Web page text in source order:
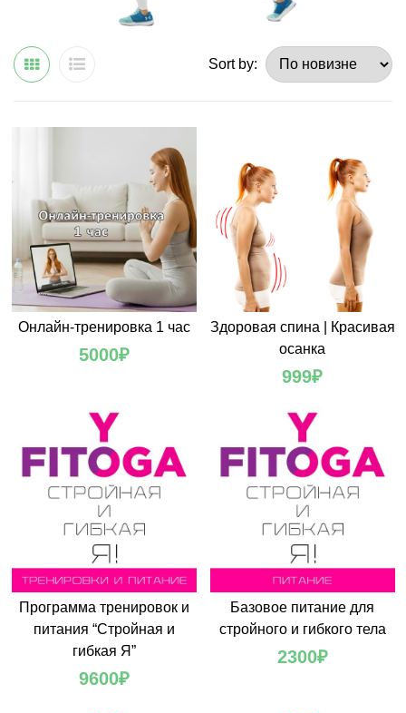
Sort by:
Онлайн-тренировка 1 час
5000₽
Здоровая спина | Красивая
осанка
999₽
Программа тренировок и
питания “Стройная и
гибкая Я”
9600₽
Базовое питание для
стройного и гибкого тела
2300₽